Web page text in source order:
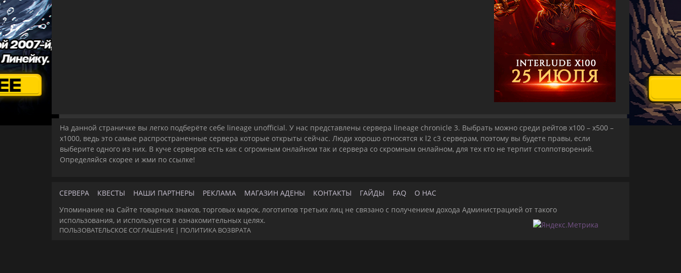
На данной страничке вы легко подберёте себе lineage unofficial. У нас представлены сервера lineage chronicle 3. Выбрать можно среди рейтов x100 – x500 –
x1000, ведь это самые распространенные сервера которые открыты сейчас. Люди хорошо относятся к l2 c3 серверам, поэтому вы будете правы, если
выберите одного из них. В куче серверов есть как с огромным онлайном так и сервера со скромным онлайном, для тех кто не терпит столпотворений.
Определяйся скорее и жми по ссылке!
СЕРВЕРА КВЕСТЫ НАШИ ПАРТНЕРЫ РЕКЛАМА МАГАЗИН АДЕНЫ КОНТАКТЫ ГАЙДЫ FAQ
О НАС
Упоминание на Сайте товарных знаков, торговых марок, логотипов третьих лиц не связано с получением дохода Администрацией от такого
использования, и используется в ознакомительных целях.
ПОЛЬЗОВАТЕЛЬСКОЕ СОГЛАШЕНИЕ | ПОЛИТИКА ВОЗВРАТА